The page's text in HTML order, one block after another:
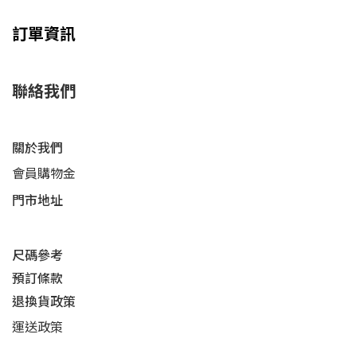
訂單資訊
聯絡我們
關於我們
會員購物金
門市地址
尺碼參考
預訂條款
退換貨政策​
運送政策​